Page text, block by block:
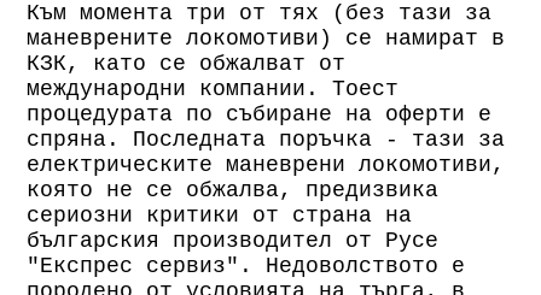
Към момента три от тях (без тази за
маневрените локомотиви) се намират в
КЗК, като се обжалват от
международни компании. Тоест
процедурата по събиране на оферти е
спряна. Последната поръчка - тази за
електрическите маневрени локомотиви,
която не се обжалва, предизвика
сериозни критики от страна на
българския производител от Русе
"Експрес сервиз". Недоволството е